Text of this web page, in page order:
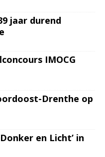
jaar durend
IMOCG
Drenthe op
en Licht’ in